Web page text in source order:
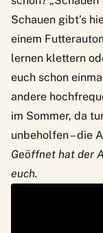
Schauen gibt’s
einem
lernen klettern
euch schon
andere
im Sommer, da
unbeholfen – die
Geöffnet hat der
euch.